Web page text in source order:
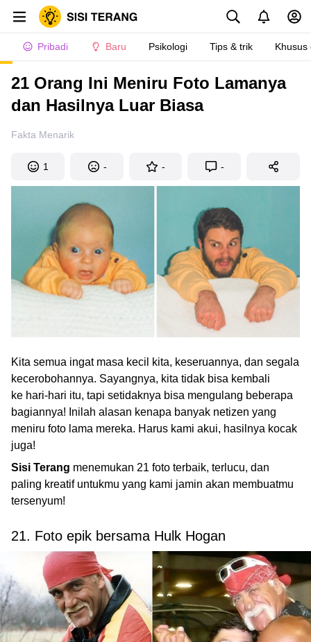
Pribadi Baru Psikologi Tips & trik Khusus
21 Orang Ini Meniru Foto Lamanya
dan Hasilnya Luar Biasa
Fakta Menarik
1 - - -
Kita semua ingat masa kecil kita, keseruannya, dan segala
kecerobohannya. Sayangnya, kita tidak bisa kembali
ke hari-hari itu, tapi setidaknya bisa mengulang beberapa
bagiannya! Inilah alasan kenapa banyak netizen yang
meniru foto lama mereka. Harus kami akui, hasilnya kocak
juga!
Sisi Terang menemukan 21 foto terbaik, terlucu, dan
paling kreatif untukmu yang kami jamin akan membuatmu
tersenyum!
21. Foto epik bersama Hulk Hogan